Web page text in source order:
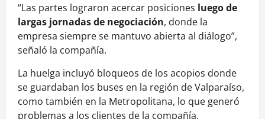
“Las partes lograron acercar posiciones luego de
largas jornadas de negociación, donde la
empresa siempre se mantuvo abierta al diálogo”,
señaló la compañía.
La huelga incluyó bloqueos de los acopios donde
se guardaban los buses en la región de Valparaíso,
como también en la Metropolitana, lo que generó
problemas a los clientes de la compañía.